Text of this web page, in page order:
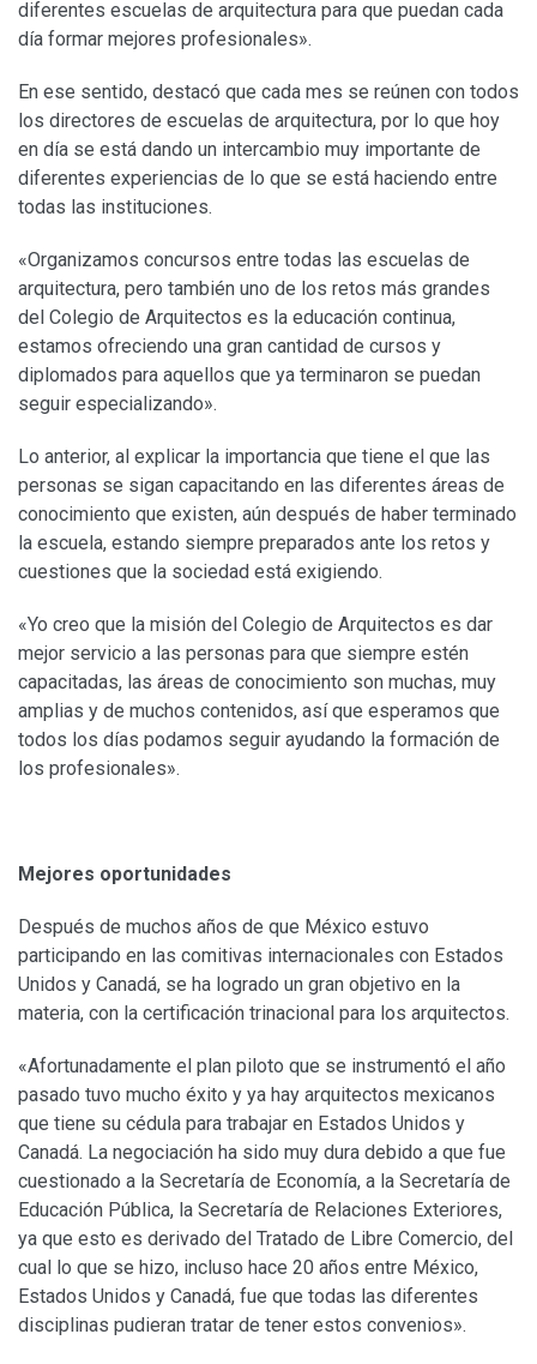
diferentes escuelas de arquitectura para que puedan cada
día formar mejores profesionales».
En ese sentido, destacó que cada mes se reúnen con todos
los directores de escuelas de arquitectura, por lo que hoy
en día se está dando un intercambio muy importante de
diferentes experiencias de lo que se está haciendo entre
todas las instituciones.
«Organizamos concursos entre todas las escuelas de
arquitectura, pero también uno de los retos más grandes
del Colegio de Arquitectos es la educación continua,
estamos ofreciendo una gran cantidad de cursos y
diplomados para aquellos que ya terminaron se puedan
seguir especializando».
Lo anterior, al explicar la importancia que tiene el que las
personas se sigan capacitando en las diferentes áreas de
conocimiento que existen, aún después de haber terminado
la escuela, estando siempre preparados ante los retos y
cuestiones que la sociedad está exigiendo.
«Yo creo que la misión del Colegio de Arquitectos es dar
mejor servicio a las personas para que siempre estén
capacitadas, las áreas de conocimiento son muchas, muy
amplias y de muchos contenidos, así que esperamos que
todos los días podamos seguir ayudando la formación de
los profesionales».
Mejores oportunidades
Después de muchos años de que México estuvo
participando en las comitivas internacionales con Estados
Unidos y Canadá, se ha logrado un gran objetivo en la
materia, con la certificación trinacional para los arquitectos.
«Afortunadamente el plan piloto que se instrumentó el año
pasado tuvo mucho éxito y ya hay arquitectos mexicanos
que tiene su cédula para trabajar en Estados Unidos y
Canadá. La negociación ha sido muy dura debido a que fue
cuestionado a la Secretaría de Economía, a la Secretaría de
Educación Pública, la Secretaría de Relaciones Exteriores,
ya que esto es derivado del Tratado de Libre Comercio, del
cual lo que se hizo, incluso hace 20 años entre México,
Estados Unidos y Canadá, fue que todas las diferentes
disciplinas pudieran tratar de tener estos convenios».